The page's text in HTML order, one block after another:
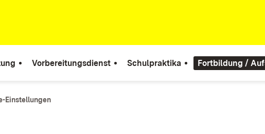
Vorbereitungsdienst Schulpraktika Fortbildung /
Einstellungen